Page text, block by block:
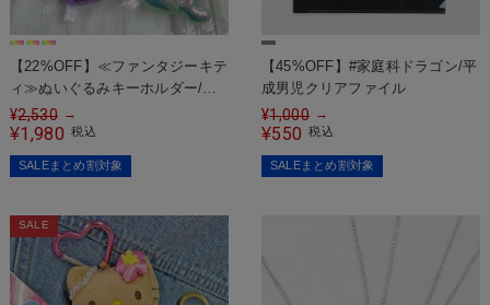
【22%OFF】≪ファンタジーキテ
ィ≫ぬいぐるみキーホルダー/マ
スコット
¥2,530 →
¥1,980 税込
SALEまとめ割対象
【45%OFF】#家庭科ドラゴン/平
成男児クリアファイル
¥1,000 →
¥550 税込
SALEまとめ割対象
SALE